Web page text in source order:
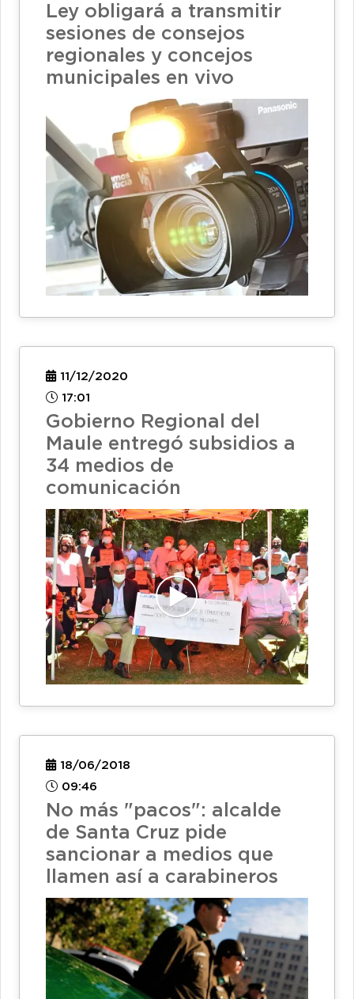
Ley obligará a transmitir
sesiones de consejos
regionales y concejos
municipales en vivo
11/12/2020
17:01
Gobierno Regional del
Maule entregó subsidios a
34 medios de
comunicación
18/06/2018
09:46
No más "pacos": alcalde
de Santa Cruz pide
sancionar a medios que
llamen así a carabineros